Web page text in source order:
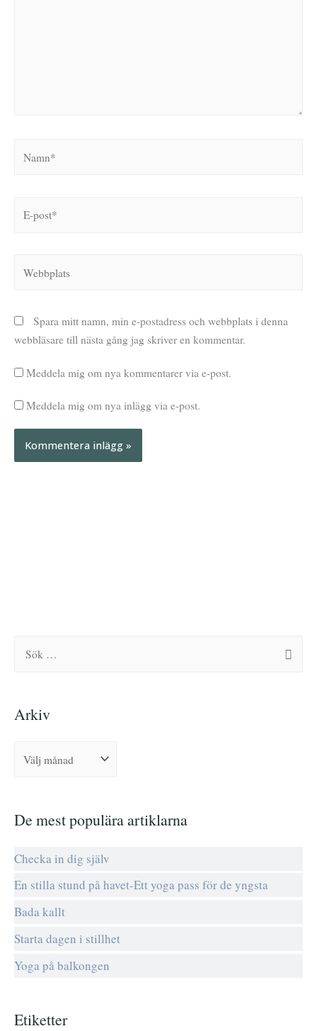
post*
Spara mitt namn, min e-postadress och webbplats i denna
webbläsare till nästa gång jag skriver en kommentar.
Meddela mig om nya kommentarer via e-post.
Meddela mig om nya inlägg via e-post.
e
Arkiv
De mest populära artiklarna
Checka in dig själv
En stilla stund på havet-Ett yoga pass för de yngsta
Bada kallt
Starta dagen i stillhet
Yoga på balkongen
Etiketter